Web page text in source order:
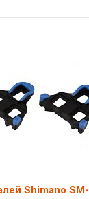
Shimano